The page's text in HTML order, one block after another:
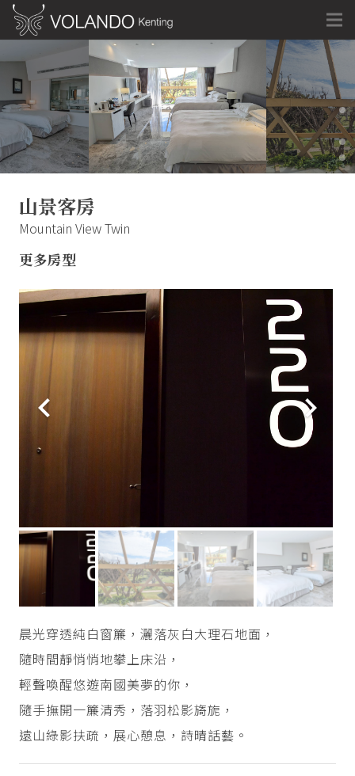
山景客房
Mountain View Twin
更多房型
晨光穿透純白窗簾，灑落灰白大理石地面，
隨時間靜悄悄地攀上床沿，
輕聲喚醒悠遊南國美夢的你，
隨手撫開一簾清秀，落羽松影旖旎，
遠山綠影扶疏，展心憩息，詩晴話藝。